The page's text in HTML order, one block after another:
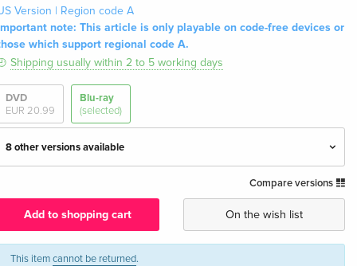
Version | Region code A
note: This article is only playable on code-free devices or
which support regional code A.
Shipping usually within 2 to 5 working days
DVD
EUR 20.99
Blu-ray
(selected)
8 other versions available
English · UK Version
EUR 29.99
Criterion Collection — (selected)
English · US Version
EUR 51.49
Compare versions
Add to shopping cart On the wish list
This itemcannot be returned.